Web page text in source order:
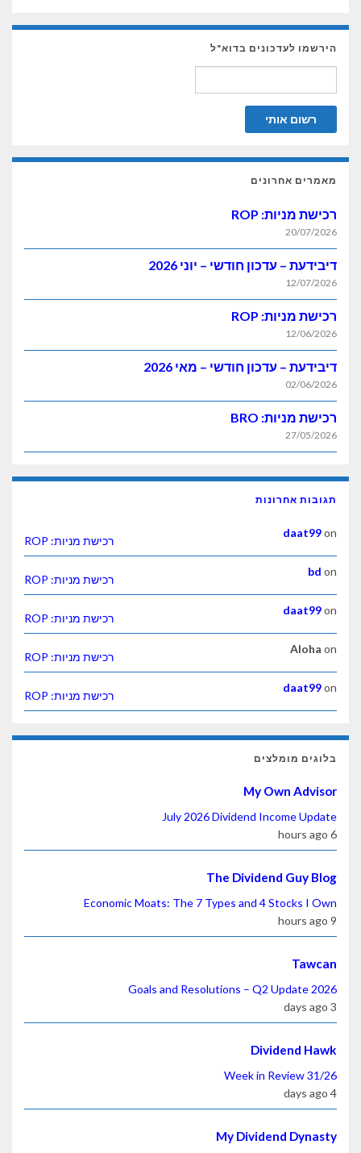
הירשמו לעדכונים בדוא"ל
מאמרים אחרונים
רכישת מניות: ROP
20/07/2026
דיבידעת – עדכון חודשי – יוני 2026
12/07/2026
רכישת מניות: ROP
12/06/2026
דיבידעת – עדכון חודשי – מאי 2026
02/06/2026
רכישת מניות: BRO
27/05/2026
תגובות אחרונות
daat99on
רכישת מניות: ROP
bd on
רכישת מניות: ROP
daat99on
רכישת מניות: ROP
Aloha on
רכישת מניות: ROP
daat99on
רכישת מניות: ROP
בלוגים מומלצים
My Own Advisor
July 2026 Dividend Income Update
6 hours ago
The Dividend Guy Blog
Economic Moats: The 7 Types and 4 Stocks I Own
9 hours ago
Tawcan
2026 Goals and Resolutions – Q2 Update
3 days ago
Dividend Hawk
Week in Review 31/26
4 days ago
My Dividend Dynasty